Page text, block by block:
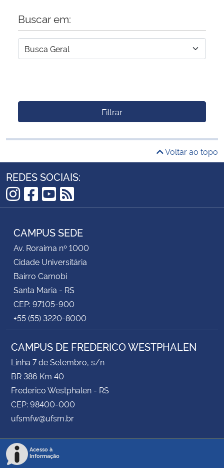
Buscar em:
Filtrar
Voltar ao topo
REDES SOCIAIS:
Instagram
Facebook
YouTube
RSS
CAMPUS SEDE
Av. Roraima nº 1000
Cidade Universitária
Bairro Camobi
Santa Maria - RS
CEP: 97105-900
+55 (55) 3220-8000
CAMPUS DE FREDERICO WESTPHALEN
Linha 7 de Setembro, s/n
BR 386 Km 40
Frederico Westphalen - RS
CEP: 98400-000
ufsmfw@ufsm.br
Acesso à
Informação